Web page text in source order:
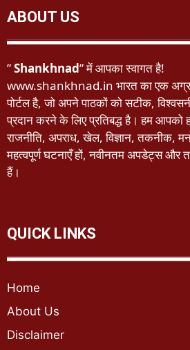
ABOUT US
”Shankhnad” में आपका स्वागत है!
www.shankhnad.in भारत का एक
पोर्टल है, जो अपने पाठकों को सटीक,
प्रदान करने के लिए प्रतिबद्ध है। हम आपको
राजनीति, अपराध, खेल, विज्ञान, तकनीक,
महत्वपूर्ण घटनाएँ हों, नवीनतम अपडेट्स और
हैं।
QUICK LINKS
Home
About Us
Disclaimer